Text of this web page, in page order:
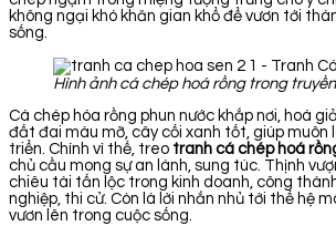
không ngại khó khăn gian khổ để vươn tới
sống.
Hình ảnh cá chép hoá rồng trong
Cá chép hóa rồng phun nước khắp nơi, hoá
đất đai màu mỡ, cây cối xanh tốt, giúp muôn
triển. Chính vì thế, treo tranh cá chép hoá
chủ cầu mong sự an lành, sung túc. Thịnh
chiêu tài tấn lộc trong kinh doanh, công
nghiệp, thi cử. Còn là lời nhắn nhủ tới thế hệ
vươn lên trong cuộc sống.